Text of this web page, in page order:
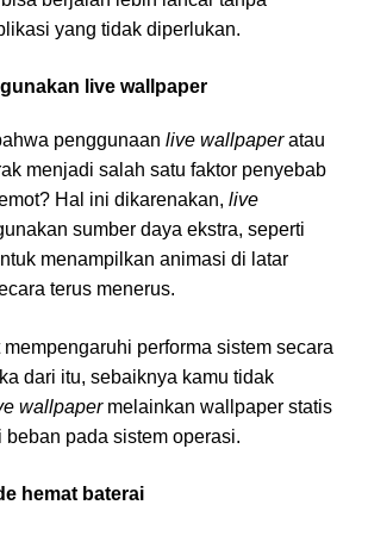
yang tidak diperlukan.
live wallpaper
penggunaan live wallpaperatau
menjadi salah satu faktor penyebab
Hal ini dikarenakan, live
sumber daya ekstra, seperti
menampilkan animasi di latar
terus menerus.
performa sistem secara
dari itu, sebaiknya kamu tidak
wallpaper melainkan wallpaper statis
beban pada sistem operasi.
hemat baterai